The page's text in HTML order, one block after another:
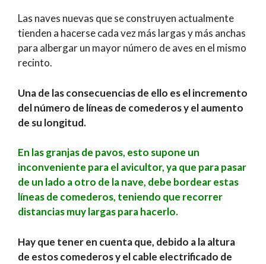
Las naves nuevas que se construyen actualmente
tienden a hacerse cada vez más largas y más anchas
para albergar un mayor número de aves en el mismo
recinto.
Una de las consecuencias de ello es el incremento
del número de líneas de comederos y el aumento
de su longitud.
En las granjas de pavos, esto supone un
inconveniente para el avicultor, ya que para pasar
de un lado a otro de la nave, debe bordear estas
líneas de comederos, teniendo que recorrer
distancias muy largas para hacerlo.
Hay que tener en cuenta que, debido a la altura
de estos comederos y el cable electrificado de